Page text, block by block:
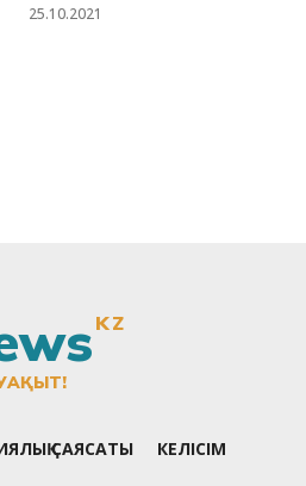
25.10.2021
KZ
УАҚЫТ!
САЯСАТЫ КЕЛІСІМ